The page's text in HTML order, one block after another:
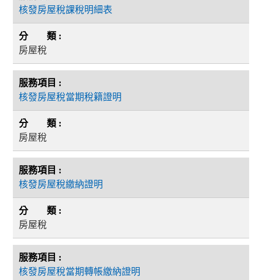
核發房屋稅課稅明細表
房屋稅
核發房屋稅當期稅籍證明
房屋稅
核發房屋稅繳納證明
房屋稅
核發房屋稅當期轉帳繳納證明